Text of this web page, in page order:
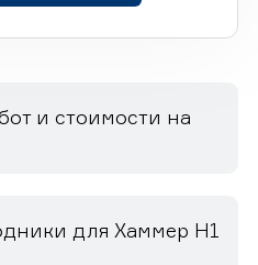
и стоимости на
для Хаммер H1